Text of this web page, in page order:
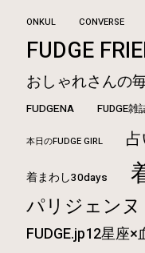
ONKUL CONVERSE
FUDGE
おしゃれさんの
FUDGENA FUDGE雑
本日のFUDGE GIRL
着まわし30days
パリジェンヌ
FUDGE.jp12星座